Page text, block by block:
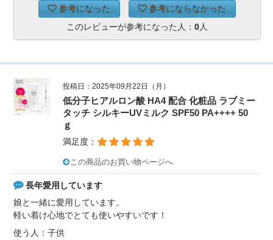
参考になった
参考にならなかった
このレビューが参考になった人： 0人
投稿日：2025年09月22日（月）
低分子ヒアルロン酸 HA4 配合 化粧品 ラブミー
タッチ シルキーUVミルク SPF50 PA++++ 50
ｇ
満足度：
この商品のお買い物ページへ
長年愛用しています
娘と一緒に愛用しています。
軽い着け心地でとても使いやすいです！
使う人：子供